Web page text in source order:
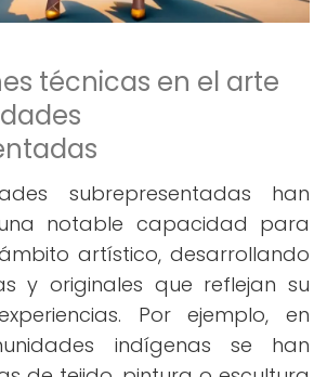
técnicas en el arte
subrepresentadas han
notable capacidad para
artístico, desarrollando
y originales que reflejan su
Por ejemplo, en
indígenas se han